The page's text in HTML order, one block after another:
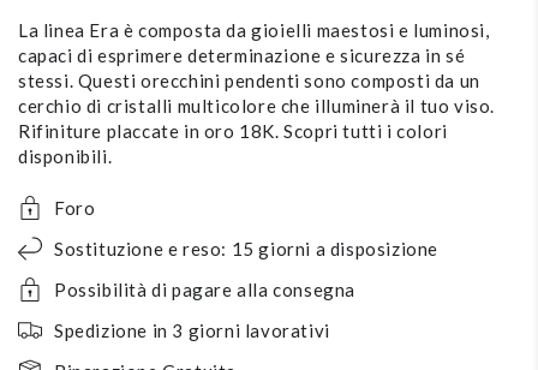
La linea Era è composta da gioielli maestosi e luminosi,
capaci di esprimere determinazione e sicurezza in sé
stessi. Questi orecchini pendenti sono composti da un
cerchio di cristalli multicolore che illuminerà il tuo viso.
Rifiniture placcate in oro 18K. Scopri tutti i colori
disponibili.
Foro
Sostituzione e reso: 15 giorni a disposizione
Possibilità di pagare alla consegna
Spedizione in 3 giorni lavorativi